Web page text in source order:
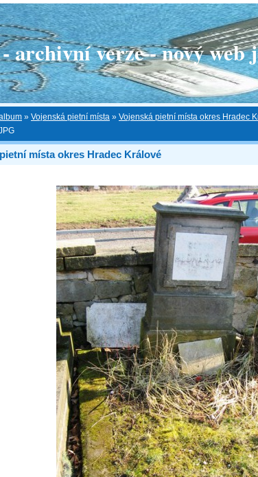
verze - nový web
» Vojenská pietní místa » Vojenská pietní místa okres Hradec
místa okres Hradec Králové